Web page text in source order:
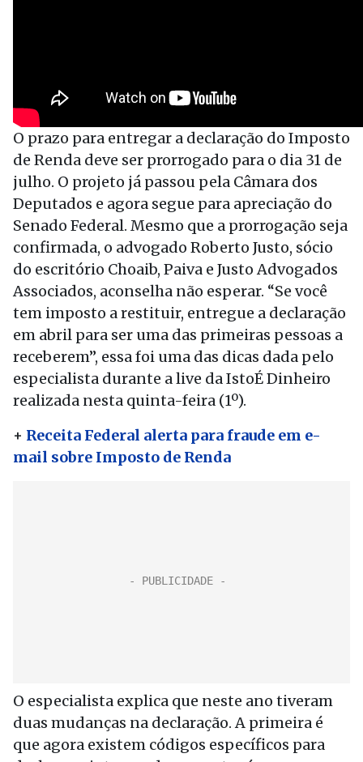
O prazo para entregar a declaração do Imposto
de Renda deve ser prorrogado para o dia 31 de
julho. O projeto já passou pela Câmara dos
Deputados e agora segue para apreciação do
Senado Federal. Mesmo que a prorrogação seja
confirmada, o advogado Roberto Justo, sócio
do escritório Choaib, Paiva e Justo Advogados
Associados, aconselha não esperar. “Se você
tem imposto a restituir, entregue a declaração
em abril para ser uma das primeiras pessoas a
receberem”, essa foi uma das dicas dada pelo
especialista durante a live da IstoÉ Dinheiro
realizada nesta quinta-feira (1º).
+ Receita Federal alerta para fraude em e-
mail sobre Imposto de Renda
O especialista explica que neste ano tiveram
duas mudanças na declaração. A primeira é
que agora existem códigos específicos para